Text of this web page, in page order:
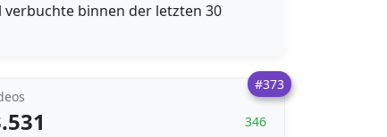
binnen der letzten 30
#373
346